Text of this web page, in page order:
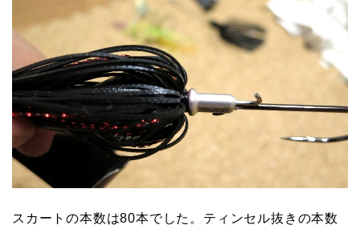
スカートの本数は80本でした。ティンセル抜きの本数